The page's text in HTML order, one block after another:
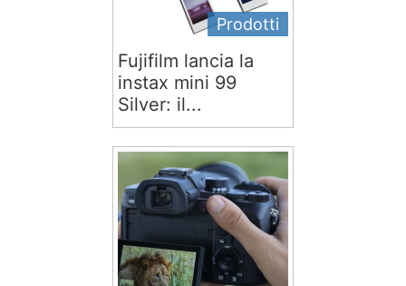
Prodotti
Fujifilm lancia la
instax mini 99
Silver: il...